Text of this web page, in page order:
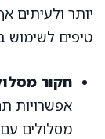
יותר ולעיתים
טיפים לשימוש
חקור
אפשרויות
מסלולים